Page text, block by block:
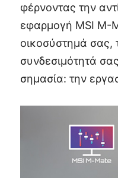
φέρνοντας την
εφαρμογή MSI M-
οικοσύστημά σας,
συνδεσιμότητά
σημασία: την